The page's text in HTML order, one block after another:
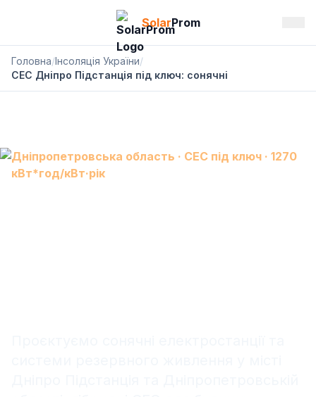
SolarProm
Головна/Інсоляція України/
СЕС Дніпро Підстанція під ключ: сонячні
Дніпропетровська область · СЕС під ключ · 1270
кВт*год/кВт·рік